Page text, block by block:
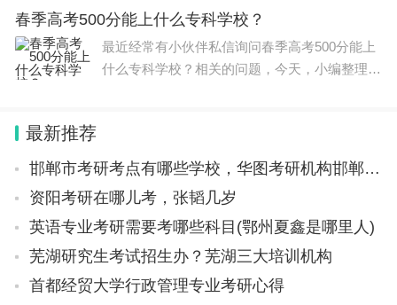
大概是71.6万人。 其中文科生报名人数为38.2万
人，理科生报名人
春季高考500分能上什么专科学校？
最近经常有小伙伴私信询问春季高考500分能上
什么专科学校？相关的问题，今天，小编整理了
最新推荐
邯郸市考研考点有哪些学校，华图考研机构邯郸有吗
资阳考研在哪儿考，张韬几岁
英语专业考研需要考哪些科目(鄂州夏鑫是哪里人)
芜湖研究生考试招生办？芜湖三大培训机构
首都经贸大学行政管理专业考研心得